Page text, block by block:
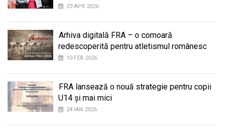
23 APR 2026
Arhiva digitală FRA – o comoară
redescoperită pentru atletismul românesc
10 FEB 2026
FRA lansează o nouă strategie pentru copii
U14 și mai mici
24 IAN 2026